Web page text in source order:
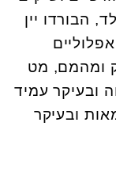
הבורדו יין
ומהמם, מט
ובעיקר עמיד
ובעיקר